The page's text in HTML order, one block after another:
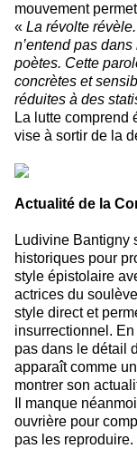
mouvement
« La révolte
n’entend pas
poètes. Cette
concrètes et
réduites à des
La lutte comprend
vise à sortir de la
Actualité de la
Ludivine Bantigny
historiques pour
style épistolaire
actrices du
style direct et
insurrectionnel.
pas dans le détail
apparaît comme
montrer son
Il manque
ouvrière pour
pas les